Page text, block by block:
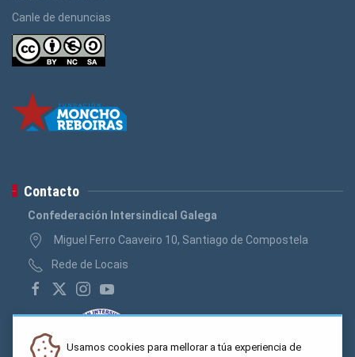
Canle de denuncias
Contacto
Confederación Intersindical Galega
Miguel Ferro Caaveiro 10, Santiago de Compostela
Rede de Locais
Usamos cookies para mellorar a túa experiencia de